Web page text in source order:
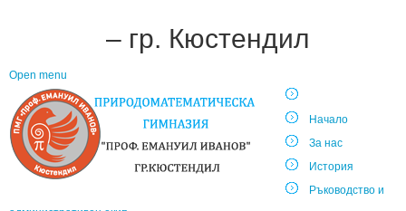
– гр. Кюстендил
Open menu
Начало
За нас
История
Ръководство и